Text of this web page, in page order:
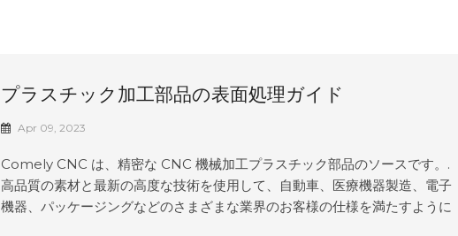
プラスチック加工部品の表面処理ガイド
Apr 09, 2023
Comely CNC は、精密な CNC 機械加工プラスチック部品のソースです。.
高品質の素材と最新の高度な技術を使用して、自動車、医療機器製造、電子
機器、パッケージングなどのさまざまな業界のお客様の仕様を満たすように